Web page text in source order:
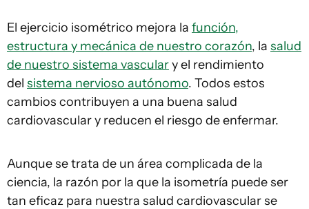
El ejercicio isométrico mejora la función,
estructura y mecánica de nuestro corazón, la salud
de nuestro sistema vasculary el rendimiento
del sistema nervioso autónomo. Todos estos
cambios contribuyen a una buena salud
cardiovascular y reducen el riesgo de enfermar.
Aunque se trata de un área complicada de la
ciencia, la razón por la que la isometría puede ser
tan eficaz para nuestra salud cardiovascular se